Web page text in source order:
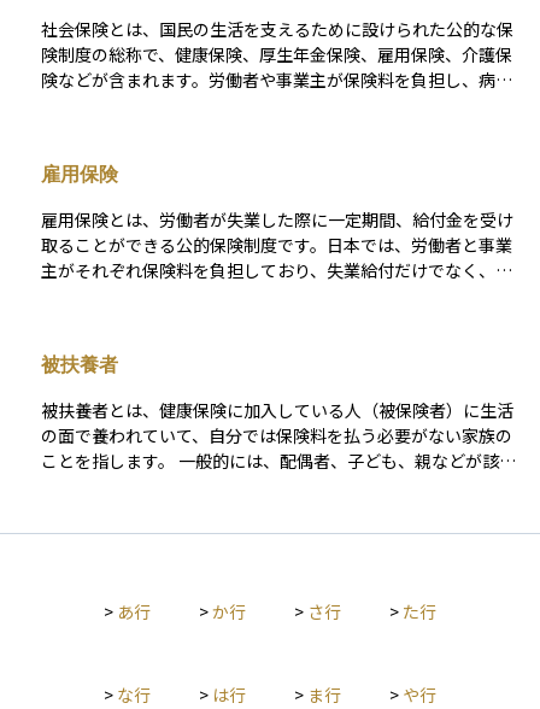
民票のある自治体で行います。保険料は前年の所得や世帯の構
成に応じて決まり、原則として医療機関では医療費の3割を自己
負担すれば診療を受けられます。病気やけが、出産などの際に
医療費の支援を受けるための基本的な仕組みであり、フリーラ
社会保険とは、国民の生活を支えるために設けられた公的な保
険制度の総称で、健康保険、厚生年金保険、雇用保険、介護保
険などが含まれます。労働者や事業主が保険料を負担し、病気
においては「公的保障の不足分をどのように補うか」を考える
前提となる存在です。
雇用保険
雇用保険とは、労働者が失業した際に一定期間、給付金を受け
取ることができる公的保険制度です。日本では、労働者と事業
主がそれぞれ保険料を負担しており、失業給付だけでなく、教
係にあります。雇用の安定を図るとともに、労働市場のセーフ
ティネットとして重要な位置を占めています。
被扶養者
被扶養者とは、健康保険に加入している人（被保険者）に生活
の面で養われていて、自分では保険料を払う必要がない家族の
ことを指します。 一般的には、配偶者、子ども、親などが該当
は主夫）や収入の少ない学生の子どもなどが典型的な例です。
療費の一部負担で済みます。 この仕組みによって、家族全体の
入する必要があります。
> あ行 >か行 > さ行 > た行
> な行 > は行 > ま行 > や行